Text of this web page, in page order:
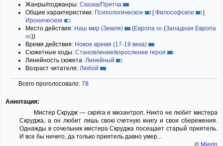
Жанры/поджанры: Сказка/Притча
Общие характеристики: Психологическое | Философское
|
Ироническое
Место действия: Наш мир (Земля) (Европа (Западная Европа
))
Время действия: Новое время (17-19 века)
Сюжетные ходы: Становление/взросление героя
Линейность сюжета: Линейный
Возраст читателя: Любой
Всего проголосовало: 78
Аннотация:
Мистер Скрудж — скряга и мизантроп. Никто не любит мистера
Скруджа, а он любит лишь свою счетную книгу и свои сбережения.
Однажды в сочельник мистера Скруджа посещает старый приятель.
И все бы ничего, да только приятель давно умер...
© Mierin